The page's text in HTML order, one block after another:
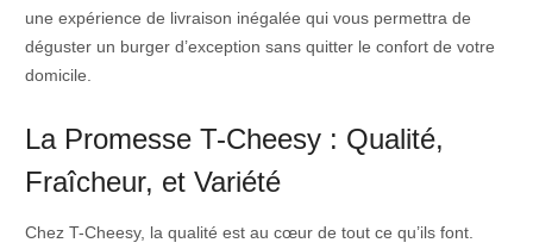
une expérience de livraison inégalée qui vous permettra de
déguster un burger d’exception sans quitter le confort de votre
domicile.
La Promesse T-Cheesy : Qualité,
Fraîcheur, et Variété
Chez T-Cheesy, la qualité est au cœur de tout ce qu’ils font.